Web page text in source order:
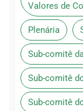
Valores de
Plenária
Sub-comitê
Sub-comitê
Sub-comitê